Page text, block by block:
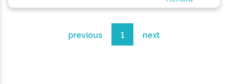
previous 1 next